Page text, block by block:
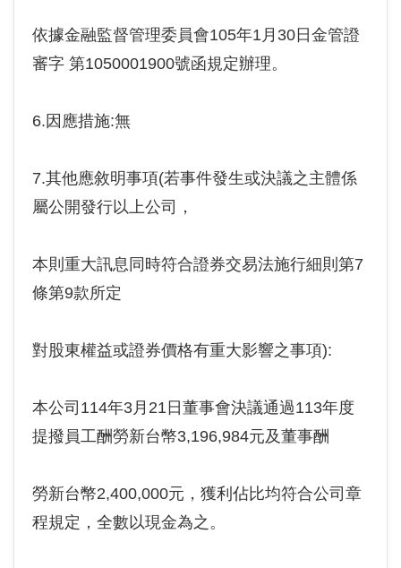
依據金融監督管理委員會105年1月30日金管證
審字 第1050001900號函規定辦理。
6.因應措施:無
7.其他應敘明事項(若事件發生或決議之主體係
屬公開發行以上公司，
本則重大訊息同時符合證券交易法施行細則第7
條第9款所定
對股東權益或證券價格有重大影響之事項):
本公司114年3月21日董事會決議通過113年度
提撥員工酬勞新台幣3,196,984元及董事酬
勞新台幣2,400,000元，獲利佔比均符合公司章
程規定，全數以現金為之。